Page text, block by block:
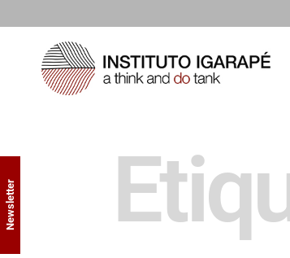
Newsletter